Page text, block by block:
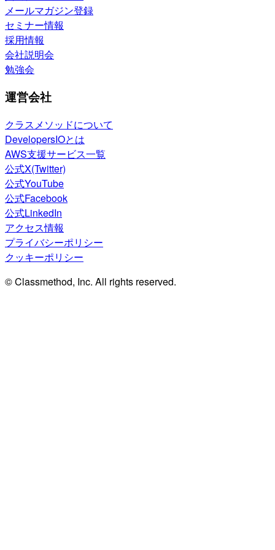
メールマガジン登録
セミナー情報
採用情報
会社説明会
勉強会
運営会社
クラスメソッドについて
DevelopersIOとは
AWS支援サービス一覧
公式X(Twitter)
公式YouTube
公式Facebook
公式LinkedIn
アクセス情報
プライバシーポリシー
クッキーポリシー
© Classmethod, Inc. All rights reserved.